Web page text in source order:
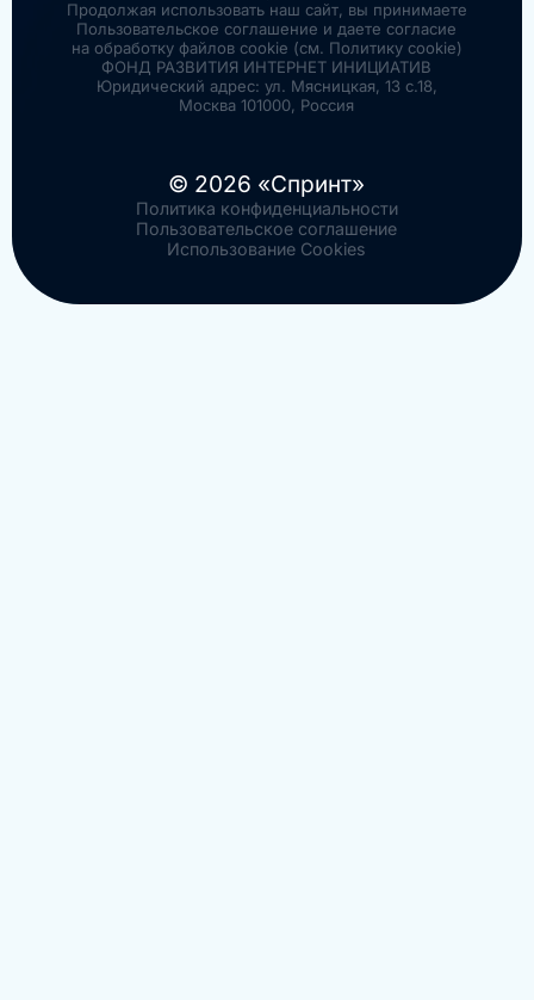
Продолжая использовать наш сайт, вы принимаете
Пользовательское соглашение и даете согласие
на обработку файлов cookie (см. Политику cookie)
ФОНД РАЗВИТИЯ ИНТЕРНЕТ ИНИЦИАТИВ
Юридический адрес: ул. Мясницкая, 13 с.18,
Москва 101000, Россия
© 2026 «Спринт»
Политика конфиденциальности
Пользовательское соглашение
Использование Cookies